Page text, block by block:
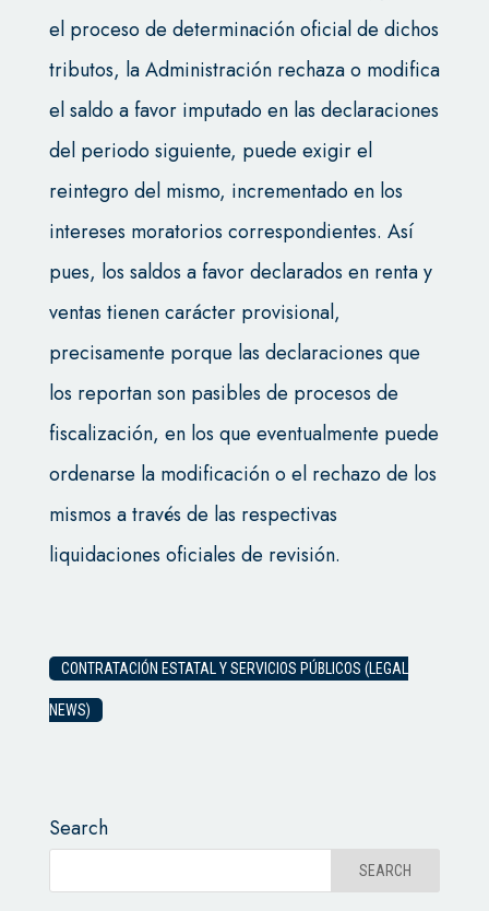
el proceso de determinación oficial de dichos
tributos, la Administración rechaza o modifica
el saldo a favor imputado en las declaraciones
del periodo siguiente, puede exigir el
reintegro del mismo, incrementado en los
intereses moratorios correspondientes. Así
pues, los saldos a favor declarados en renta y
ventas tienen carácter provisional,
precisamente porque las declaraciones que
los reportan son pasibles de procesos de
fiscalización, en los que eventualmente puede
ordenarse la modificación o el rechazo de los
mismos a través de las respectivas
liquidaciones oficiales de revisión.
CONTRATACIÓN ESTATAL Y SERVICIOS PÚBLICOS (LEGAL
NEWS)
Search